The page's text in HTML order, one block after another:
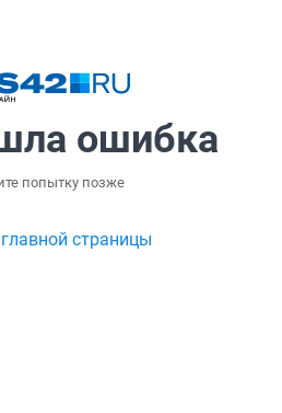
ошибка
попытку позже
страницы